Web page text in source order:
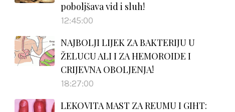
poboljšava vid i sluh!
12:45:00
NAJBOLJI LIJEK ZA BAKTERIJU U
ŽELUCU ALI I ZA HEMOROIDE I
CRIJEVNA OBOLJENJA!
18:27:00
LEKOVITA MAST ZA REUMU I GIHT: